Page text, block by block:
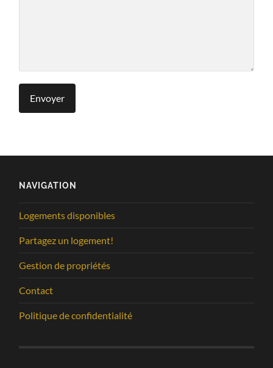
NAVIGATION
Logements disponibles
Partagez un logement!
Gestion de propriétés
Contact
Politique de confidentialité